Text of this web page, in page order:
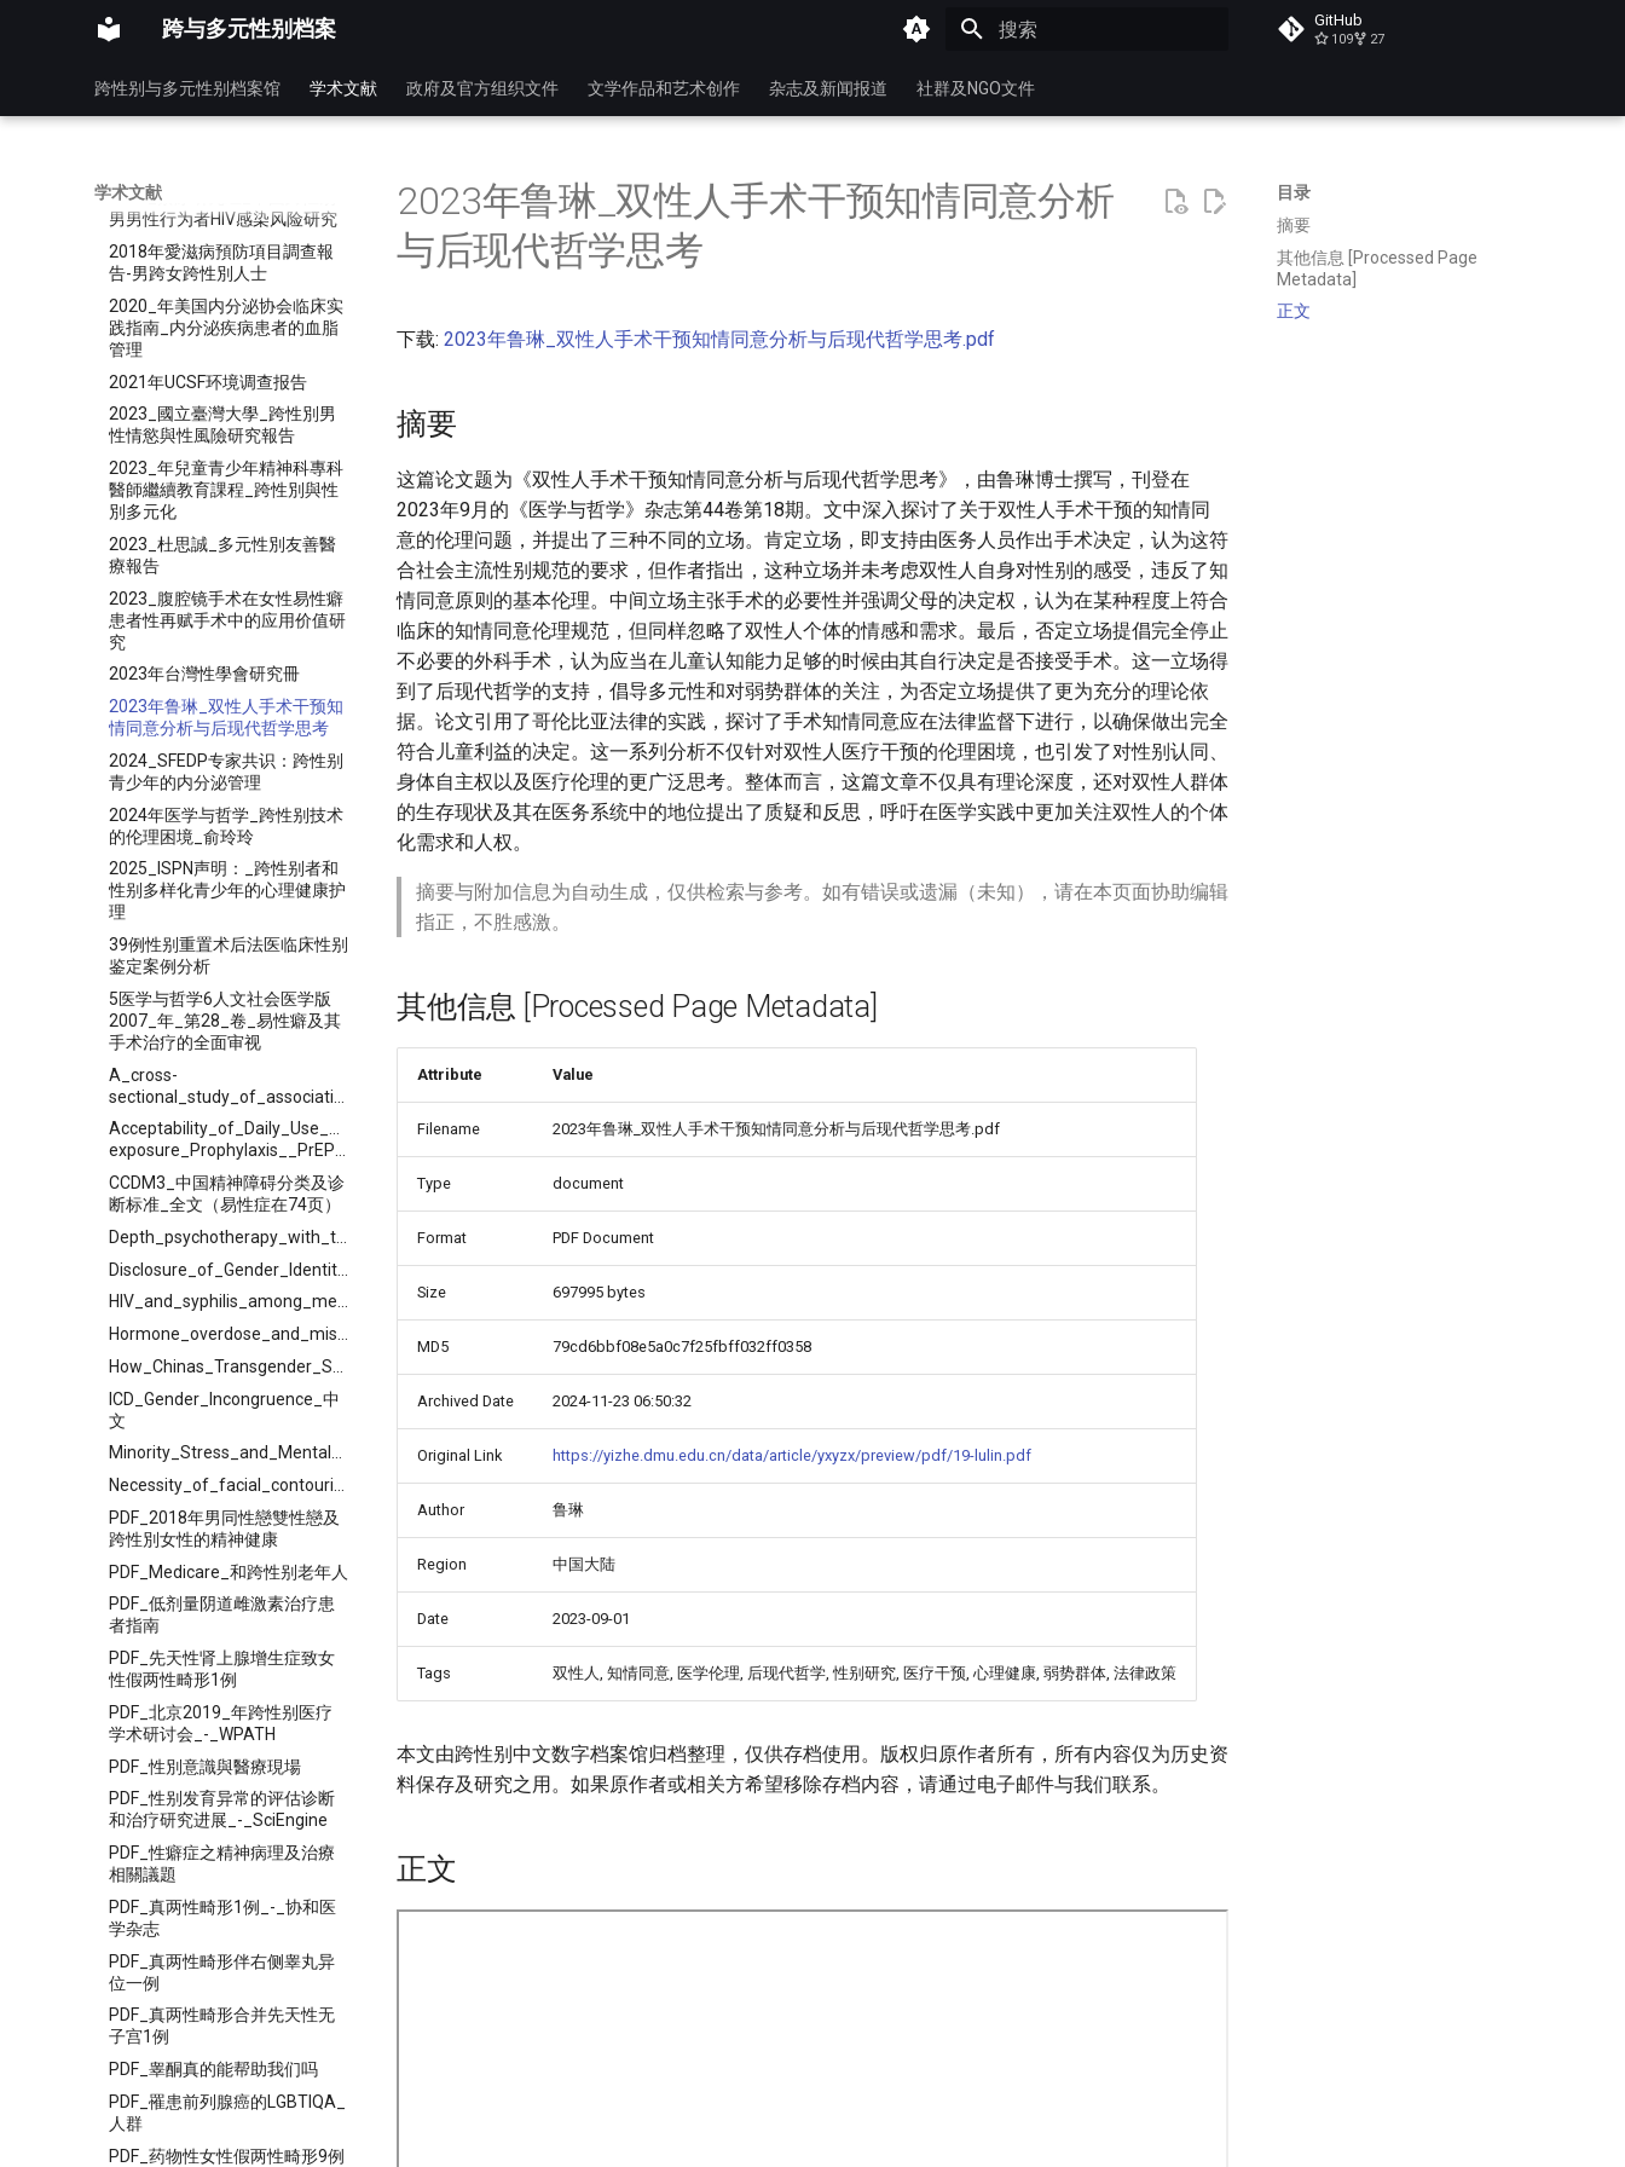
跨与多元性别档案 GitHub
109 27
跨性别与多元性别档案馆 学术文献 政府及官方组织文件 文学作品和艺术创作 杂志及新闻报道 社群及NGO文件
学术文献
医学
2007年变性人及手术态度研究_
2016_蔡泳研究组_中国跨性别
男男性行为者HIV感染风险研究
2018年愛滋病預防項目調查報
告-男跨女跨性別人士
2020_年美国内分泌协会临床实
践指南_内分泌疾病患者的血脂
管理
2021年UCSF环境调查报告
2023_國立臺灣大學_跨性別男
性情慾與性風險研究報告
2023_年兒童青少年精神科專科
醫師繼續教育課程_跨性別與性
別多元化
2023_杜思誠_多元性別友善醫
療報告
2023_腹腔镜手术在女性易性癖
患者性再赋手术中的应用价值研
究
2023年台灣性學會研究冊
2023年鲁琳_双性人手术干预知
情同意分析与后现代哲学思考
2024_SFEDP专家共识：跨性别
青少年的内分泌管理
2024年医学与哲学_跨性别技术
的伦理困境_俞玲玲
2025_ISPN声明：_跨性别者和
性别多样化青少年的心理健康护
理
39例性别重置术后法医临床性别
鉴定案例分析
5医学与哲学6人文社会医学版
2007_年_第28_卷_易性癖及其
手术治疗的全面审视
A_cross-
Acceptability_of_Daily_Use_of_Free_Oral_Pre-
exposure_Prophylaxis__PrEP__Among_Transgender_Women_Sex_Workers_in_Shenyang,_China
CCDM3_中国精神障碍分类及诊
断标准_全文（易性症在74页）
HIV_and_syphilis_among_men_who_have_sex_with_men_and_transgender_individuals_in_China
ICD_Gender_Incongruence_中
文
Minority_Stress_and_Mental_Health_among_Transgender_Persons
PDF_2018年男同性戀雙性戀及
跨性別女性的精神健康
PDF_Medicare_和跨性别老年人
PDF_低剂量阴道雌激素治疗患
者指南
PDF_先天性肾上腺增生症致女
性假两性畸形1例
PDF_北京2019_年跨性别医疗
学术研讨会_-_WPATH
PDF_性別意識與醫療現場
PDF_性别发育异常的评估诊断
和治疗研究进展_-_SciEngine
PDF_性癖症之精神病理及治療
相關議題
PDF_真两性畸形1例_-_协和医
学杂志
PDF_真两性畸形伴右侧睾丸异
位一例
PDF_真两性畸形合并先天性无
子宫1例
PDF_睾酮真的能帮助我们吗
PDF_罹患前列腺癌的LGBTIQA_
人群
PDF_药物性女性假两性畸形9例
目录
摘要
其他信息 [Processed Page
Metadata]
正文
2023年鲁琳_双性人手术干预知情同意分析
与后现代哲学思考
下载: 2023年鲁琳_双性人手术干预知情同意分析与后现代哲学思考.pdf
摘要
这篇论文题为《双性人手术干预知情同意分析与后现代哲学思考》，由鲁琳博士撰写，刊登在
2023年9月的《医学与哲学》杂志第44卷第18期。文中深入探讨了关于双性人手术干预的知情同
意的伦理问题，并提出了三种不同的立场。肯定立场，即支持由医务人员作出手术决定，认为这符
合社会主流性别规范的要求，但作者指出，这种立场并未考虑双性人自身对性别的感受，违反了知
情同意原则的基本伦理。中间立场主张手术的必要性并强调父母的决定权，认为在某种程度上符合
临床的知情同意伦理规范，但同样忽略了双性人个体的情感和需求。最后，否定立场提倡完全停止
不必要的外科手术，认为应当在儿童认知能力足够的时候由其自行决定是否接受手术。这一立场得
到了后现代哲学的支持，倡导多元性和对弱势群体的关注，为否定立场提供了更为充分的理论依
据。论文引用了哥伦比亚法律的实践，探讨了手术知情同意应在法律监督下进行，以确保做出完全
符合儿童利益的决定。这一系列分析不仅针对双性人医疗干预的伦理困境，也引发了对性别认同、
身体自主权以及医疗伦理的更广泛思考。整体而言，这篇文章不仅具有理论深度，还对双性人群体
的生存现状及其在医务系统中的地位提出了质疑和反思，呼吁在医学实践中更加关注双性人的个体
化需求和人权。
摘要与附加信息为自动生成，仅供检索与参考。如有错误或遗漏（未知），请在本页面协助编辑
指正，不胜感激。
其他信息 [Processed Page Metadata]
Attribute Value
Filename 2023年鲁琳_双性人手术干预知情同意分析与后现代哲学思考.pdf
Type document
Format PDF Document
Size 697995 bytes
MD5 79cd6bbf08e5a0c7f25fbff032ff0358
Archived Date 2024-11-23 06:50:32
Original Link https://yizhe.dmu.edu.cn/data/article/yxyzx/preview/pdf/19-lulin.pdf
Author 鲁琳
Region 中国大陆
Date 2023-09-01
Tags 双性人, 知情同意, 医学伦理, 后现代哲学, 性别研究, 医疗干预, 心理健康, 弱势群体, 法律政策
本文由跨性别中文数字档案馆归档整理，仅供存档使用。版权归原作者所有，所有内容仅为历史资
料保存及研究之用。如果原作者或相关方希望移除存档内容，请通过电子邮件与我们联系。
正文